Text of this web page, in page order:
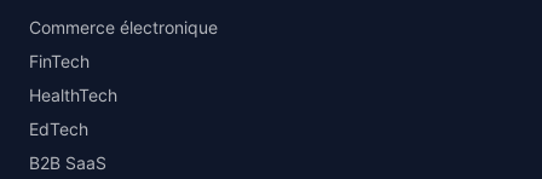
Commerce électronique
FinTech
HealthTech
EdTech
B2B SaaS